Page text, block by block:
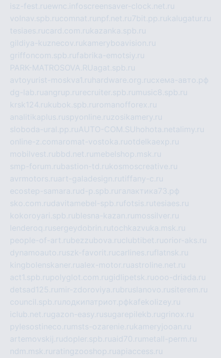
isz-fest.ruewnc.infoscreensaver-clock.net.ru
volnav.spb.rucomnat.ru npf.net.ru 7bit.pp.rukalugatur.ru
tesiaes.rucard.com.rukazanka.spb.ru
gildiya-kuznecov.rukameryboavision.ru
griffoncom.spb.rufabrika-emotsiy.ru
PARK-MATROSOVA.RUagat.spb.ru
avtoyurist-moskva1.ru hardware.org.ruсхема-авто.рф
dg-lab.ruangrup.ru recruiter.spb.ru music8.spb.ru
krsk124.rukubok.spb.ru romanofforex.ru
analitikaplus.ruspyonline.ruzosikamery.ru
sloboda-ural.pp.ruAUTO-COM.SU hohota.net alimy.ru
online-z.comaromat-vostoka.ruotdelkaexp.ru
mobilvest.rubbd.net.ru mebelshop.msk.ru
smp-forum.rubastion-td.rukosmoscreative.ru
avrmotors.ruart-galadesign.rutiffany-c.ru
ecostep-samara.rud-p.spb.ru галактика73.рф
sko.com.rudavitamebel-spb.rufotsis.rutesiaes.ru
kokoroyari.spb.rublesna-kazan.ru mossilver.ru
lenderoq.rusergeydobrin.rutochkazvuka.msk.ru
people-of-art.rubezzubova.ruclubtibet.ruorior-aks.ru
dynamoauto.ruszk-favorit.rucarlines.ruflatnsk.ru
kingbolenskaner.rualex-motor.ruastroline.net.ru
act1.spb.rupolyglot.com.rugidlipetsk.ruooo-driada.ru
detsad125.ru mir-zdoroviya.rubruslanovo.rusiterem.ru
council.spb.ruлодкипатриот.рфkafekolizey.ru
iclub.net.rugazon-easy.rusugarepilekb.rugrinox.ru
pylesostineco.ru msts-ozarenie.rukameryjooan.ru
artemovskij.rudopler.spb.ruaid70.ru metall-perm.ru
ndm.msk.ru ratingzooshop.ruapiaccess.ru